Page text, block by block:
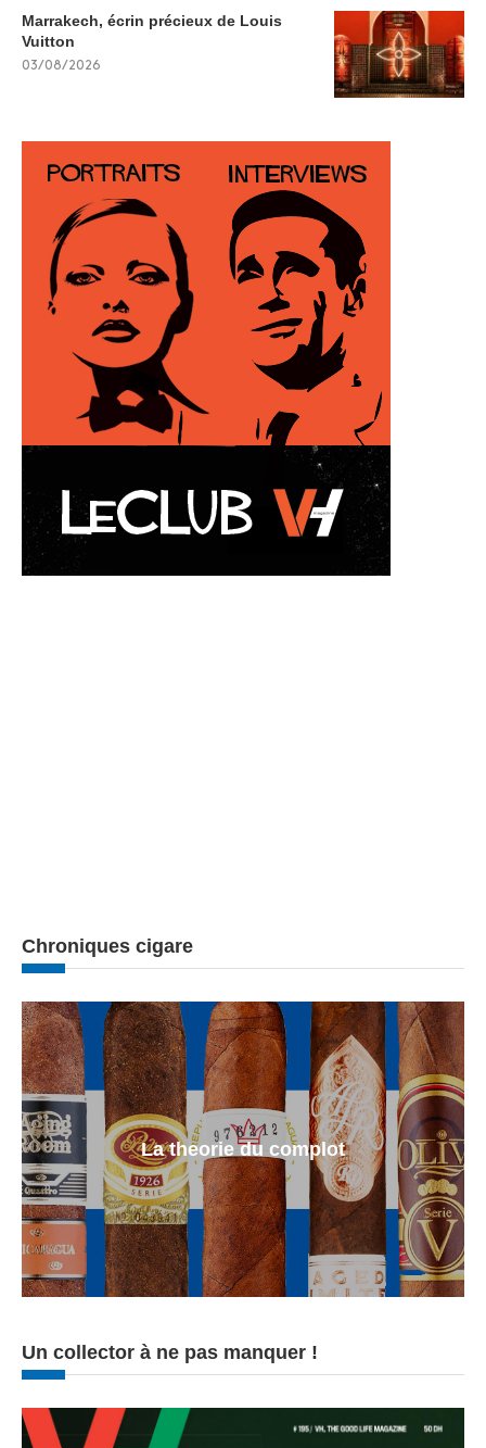
Marrakech, écrin précieux de Louis
Vuitton
03/08/2026
Chroniques cigare
La theorie du complot
Un collector à ne pas manquer !